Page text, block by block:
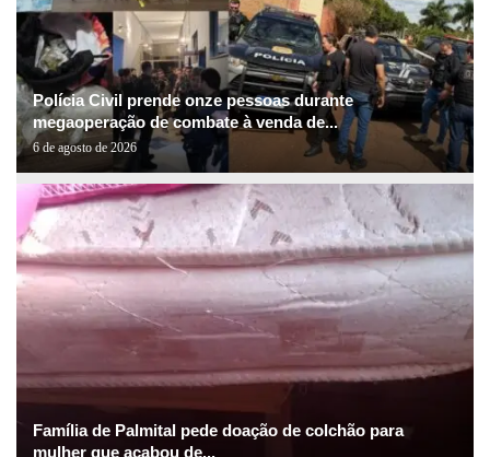
Polícia Civil prende onze pessoas durante
megaoperação de combate à venda de...
6 de agosto de 2026
Família de Palmital pede doação de colchão para
mulher que acabou de...